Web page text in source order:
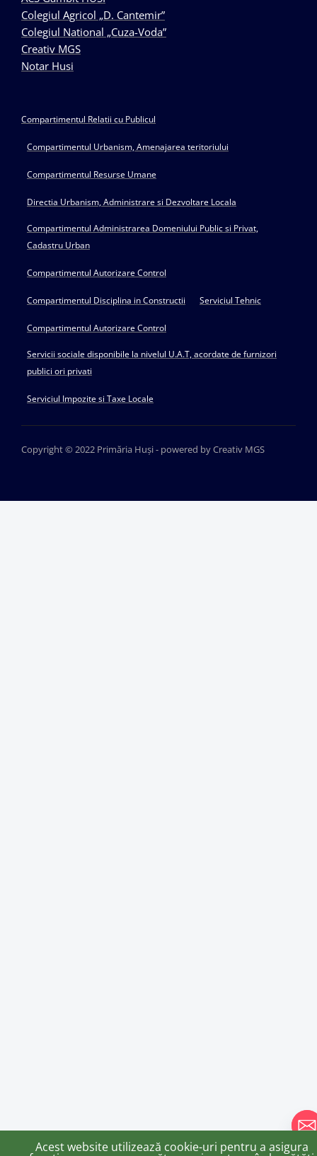
Colegiul Agricol „D. Cantemir”
Colegiul National „Cuza-Voda”
Creativ MGS
Notar Husi
Compartimentul Relatii cu Publicul
Compartimentul Urbanism, Amenajarea teritoriului
Compartimentul Resurse Umane
Directia Urbanism, Administrare si Dezvoltare Locala
Compartimentul Administrarea Domeniului Public si Privat,
Cadastru Urban
Compartimentul Autorizare Control
Compartimentul Disciplina in Constructii Serviciul Tehnic
Compartimentul Autorizare Control
Servicii sociale disponibile la nivelul U.A.T, acordate de furnizori
publici ori privati
Serviciul Impozite si Taxe Locale
Copyright © 2022 Primăria Huși - powered by Creativ MGS
Acest website utilizează cookie-uri pentru a asigura